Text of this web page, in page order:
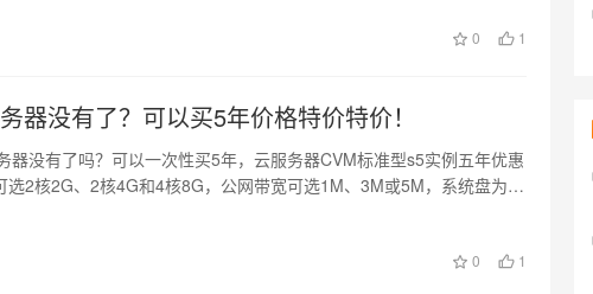
0 1
器没有了？可以买5年价格特价特价！
器没有了吗？可以一次性买5年，云服务器CVM标准型s5实例五年优惠
选2核2G、2核4G和4核8G，公网带宽可选1M、3M或5M，系统盘为
0 1